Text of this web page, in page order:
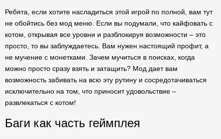
Ребята, если хотите насладиться этой игрой по полной, вам тут
не обойтись без мод меню. Если вы подумали, что кайфовать с
котом, открывая все уровни и разблокируя возможности – это
просто, то вы заблуждаетесь. Вам нужен настоящий профит, а
не мучение с монетками. Зачем мучиться в поисках, когда
можно просто сразу взять и затащить? Мод дает вам
возможность забивать на всю эту рутину и сосредотачиваться
исключительно на том, что приносит удовольствие –
развлекаться с котом!
Баги как часть геймплея